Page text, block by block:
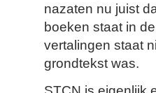
nazaten nu juist
boeken staat in
vertalingen staat
grondtekst was.